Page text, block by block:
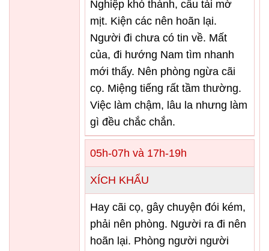
Nghiệp khó thành, cầu tài mờ
mịt. Kiện các nên hoãn lại.
Người đi chưa có tin về. Mất
của, đi hướng Nam tìm nhanh
mới thấy. Nên phòng ngừa cãi
cọ. Miệng tiếng rất tầm thường.
Việc làm chậm, lâu la nhưng làm
gì đều chắc chắn.
05h-07h và 17h-19h
XÍCH KHẨU
Hay cãi cọ, gây chuyện đói kém,
phải nên phòng. Người ra đi nên
hoãn lại. Phòng người người